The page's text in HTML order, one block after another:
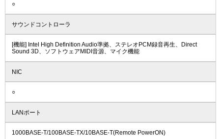
○
サウンドコントローラ
[機能] Intel High Definition Audio準拠、ステレオPCM録音再生、Direct
Sound 3D、ソフトウェアMIDI音源、マイク機能
NIC
○
LANポート
1000BASE-T/100BASE-TX/10BASE-T(Remote PowerON)